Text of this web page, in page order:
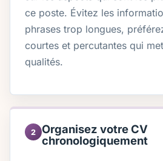
ce poste. Évitez les
phrases trop longues,
courtes et percutantes qui
qualités.
2
Organisez votre CV
chronologiquement